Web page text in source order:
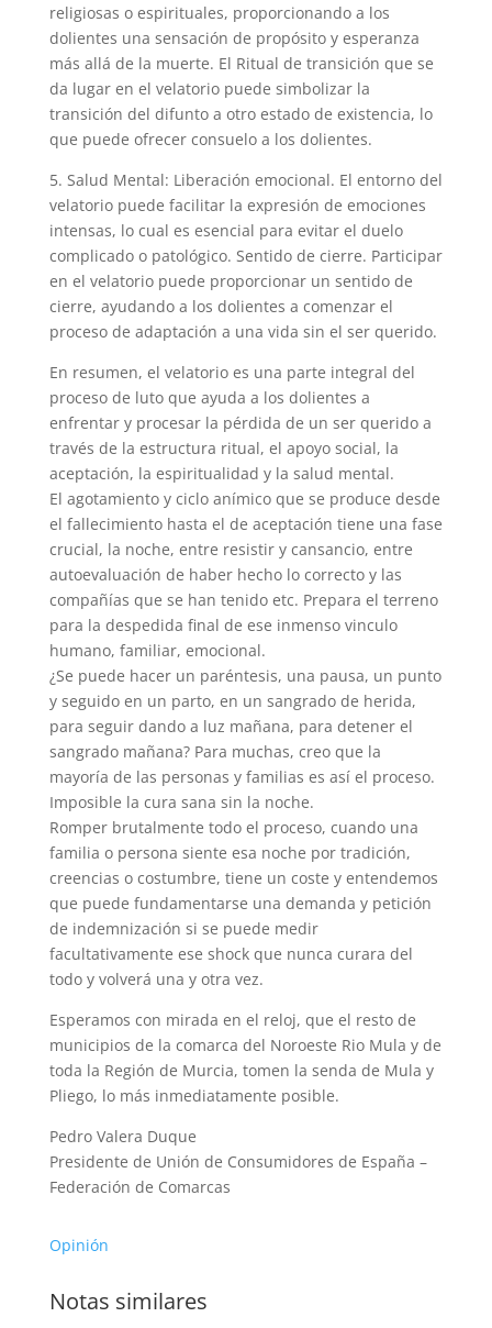
religiosas o espirituales, proporcionando a los
dolientes una sensación de propósito y esperanza
más allá de la muerte. El Ritual de transición que se
da lugar en el velatorio puede simbolizar la
transición del difunto a otro estado de existencia, lo
que puede ofrecer consuelo a los dolientes.
5. Salud Mental: Liberación emocional. El entorno del
velatorio puede facilitar la expresión de emociones
intensas, lo cual es esencial para evitar el duelo
complicado o patológico. Sentido de cierre. Participar
en el velatorio puede proporcionar un sentido de
cierre, ayudando a los dolientes a comenzar el
proceso de adaptación a una vida sin el ser querido.
En resumen, el velatorio es una parte integral del
proceso de luto que ayuda a los dolientes a
enfrentar y procesar la pérdida de un ser querido a
través de la estructura ritual, el apoyo social, la
aceptación, la espiritualidad y la salud mental.
El agotamiento y ciclo anímico que se produce desde
el fallecimiento hasta el de aceptación tiene una fase
crucial, la noche, entre resistir y cansancio, entre
autoevaluación de haber hecho lo correcto y las
compañías que se han tenido etc. Prepara el terreno
para la despedida final de ese inmenso vinculo
humano, familiar, emocional.
¿Se puede hacer un paréntesis, una pausa, un punto
y seguido en un parto, en un sangrado de herida,
para seguir dando a luz mañana, para detener el
sangrado mañana? Para muchas, creo que la
mayoría de las personas y familias es así el proceso.
Imposible la cura sana sin la noche.
Romper brutalmente todo el proceso, cuando una
familia o persona siente esa noche por tradición,
creencias o costumbre, tiene un coste y entendemos
que puede fundamentarse una demanda y petición
de indemnización si se puede medir
facultativamente ese shock que nunca curara del
todo y volverá una y otra vez.
Esperamos con mirada en el reloj, que el resto de
municipios de la comarca del Noroeste Rio Mula y de
toda la Región de Murcia, tomen la senda de Mula y
Pliego, lo más inmediatamente posible.
Pedro Valera Duque
Presidente de Unión de Consumidores de España –
Federación de Comarcas
Opinión
Notas similares